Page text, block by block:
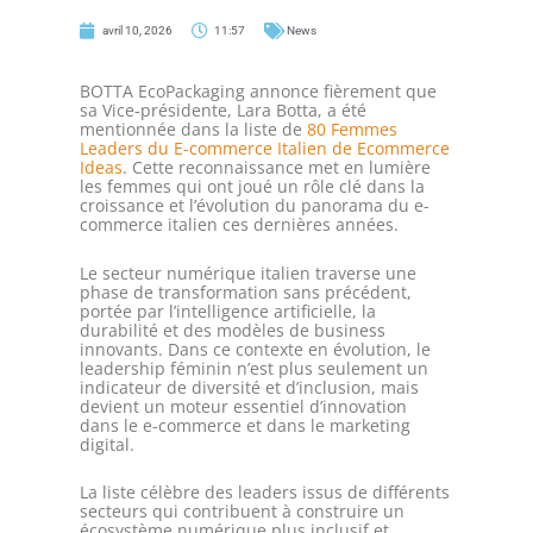
avril 10, 2026 11:57 News
BOTTA EcoPackaging annonce fièrement que
sa Vice-présidente, Lara Botta, a été
mentionnée dans la liste de 80 Femmes
Leaders du E-commerce Italien de Ecommerce
Ideas. Cette reconnaissance met en lumière
les femmes qui ont joué un rôle clé dans la
croissance et l’évolution du panorama du e-
commerce italien ces dernières années.
Le secteur numérique italien traverse une
phase de transformation sans précédent,
portée par l’intelligence artificielle, la
durabilité et des modèles de business
innovants. Dans ce contexte en évolution, le
leadership féminin n’est plus seulement un
indicateur de diversité et d’inclusion, mais
devient un moteur essentiel d’innovation
dans le e-commerce et dans le marketing
digital.
La liste célèbre des leaders issus de différents
secteurs qui contribuent à construire un